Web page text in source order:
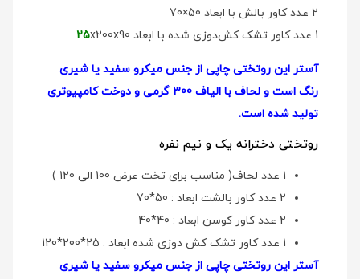
2 عدد کاور بالش با ابعاد 50×70
1 عدد کاور تشک کش‌دوزی شده با ابعاد
25x200x90
آستر این روتختی چاپی از جنس میکرو سفید یا شیری
رنگ است و لحاف با الیاف 300 گرمی و دوخت کامپیوتری
تولید شده است.
روتختی دخترانه یک و نیم نفره
1 عدد لحاف( مناسب برای تخت عرض 100 الی 120 )
2 عدد کاور بالشت ابعاد : 50*70
2 عدد کاور کوسن ابعاد : 40*40
1 عدد کاور تشک کش دوزی شده ابعاد : 25*200*120
آستر این روتختی چاپی از جنس میکرو سفید یا شیری